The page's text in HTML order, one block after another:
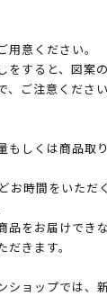
意ください。
すると、図案
ご注意ください
しくは商品取
お時間をいただ
品をお届けでき
きます。
ショップでは、